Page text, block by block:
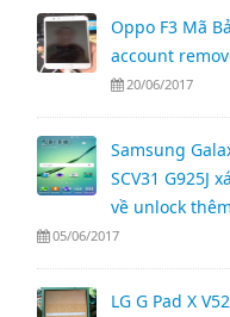
Oppo F3 Mã
account
20/06/2017
Samsung
SCV31 G925J
về unlock
05/06/2017
LG G Pad X